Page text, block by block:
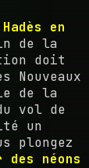
Hadès en
de la
doit
de la
vol de
un
plongez
néons